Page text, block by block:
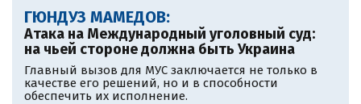
ГЮНДУЗ МАМЕДОВ:
Атака на Международный уголовный суд:
на чьей стороне должна быть Украина
Главный вызов для МУС заключается не только в
качестве его решений, но и в способности
обеспечить их исполнение.